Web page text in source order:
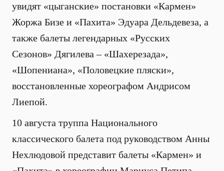
увидят «цыганские» постановки «Кармен»
Жоржа Бизе и «Пахита» Эдуара Дельдевеза, а
также балеты легендарных «Русских
Сезонов» Дягилева – «Шахерезада»,
«Шопениана», «Половецкие пляски»,
восстановленные хореографом Андрисом
Лиепой.
10 августа труппа Национального
классического балета под руководством Анны
Нехлюдовой представит балеты «Кармен» и